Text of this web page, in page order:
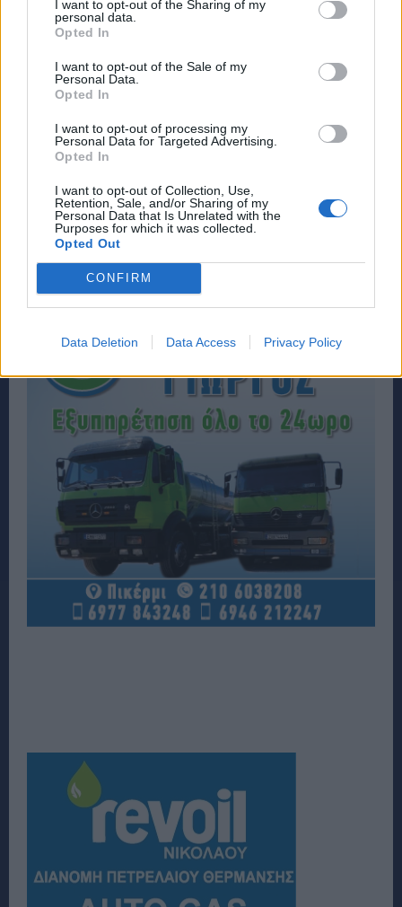
I want to opt-out of the Sharing of my
personal data.
Opted In
I want to opt-out of the Sale of my
Personal Data.
Opted In
I want to opt-out of processing my
Personal Data for Targeted Advertising.
Opted In
I want to opt-out of Collection, Use,
Retention, Sale, and/or Sharing of my
Personal Data that Is Unrelated with the
Purposes for which it was collected.
Opted Out
CONFIRM
Data Deletion Data Access Privacy Policy